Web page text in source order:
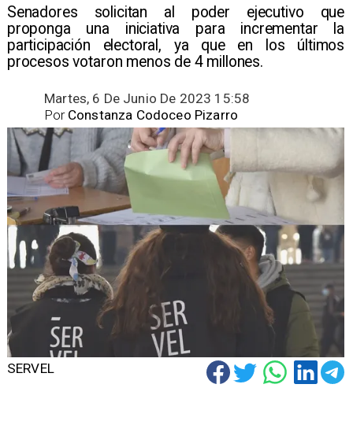
Senadores solicitan al poder ejecutivo que
proponga una iniciativa para incrementar la
participación electoral, ya que en los últimos
procesos votaron menos de 4 millones.
Martes, 6 De Junio De 2023 15:58
Constanza Codoceo Pizarro
Por
SERVEL